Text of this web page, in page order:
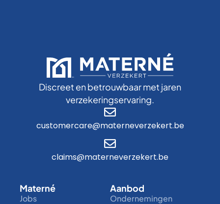
Discreet en betrouwbaar met jaren
verzekeringservaring.
customercare@materneverzekert.be
claims@materneverzekert.be
Materné
Jobs
Aanbod
Ondernemingen